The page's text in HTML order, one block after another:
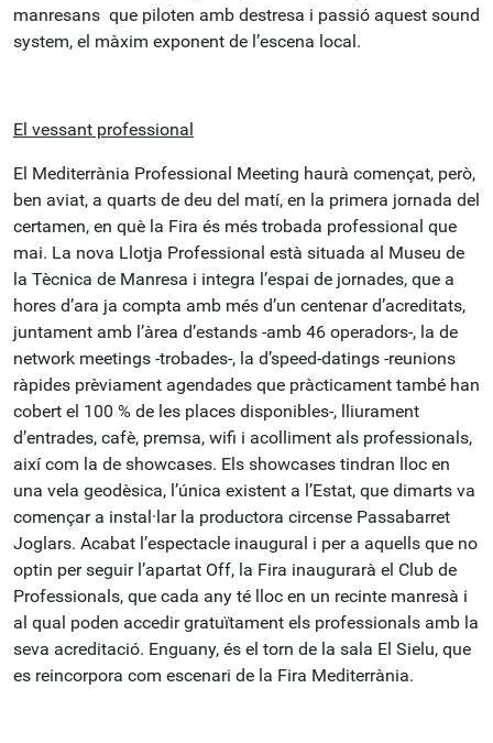
manresans que piloten amb destresa i passió aquest sound
system, el màxim exponent de l’escena local.
El vessant professional
El Mediterrània Professional Meeting haurà començat, però,
ben aviat, a quarts de deu del matí, en la primera jornada del
certamen, en què la Fira és més trobada professional que
mai. La nova Llotja Professional està situada al Museu de
la Tècnica de Manresa i integra l’espai de jornades, que a
hores d’ara ja compta amb més d’un centenar d’acreditats,
juntament amb l’àrea d’estands -amb 46 operadors-, la de
network meetings -trobades-, la d’speed-datings -reunions
ràpides prèviament agendades que pràcticament també han
cobert el 100 % de les places disponibles-, lliurament
d’entrades, cafè, premsa, wifi i acolliment als professionals,
així com la de showcases. Els showcases tindran lloc en
una vela geodèsica, l’única existent a l’Estat, que dimarts va
començar a instal·lar la productora circense Passabarret
Joglars. Acabat l’espectacle inaugural i per a aquells que no
optin per seguir l’apartat Off, la Fira inaugurarà el Club de
Professionals, que cada any té lloc en un recinte manresà i
al qual poden accedir gratuïtament els professionals amb la
seva acreditació. Enguany, és el torn de la sala El Sielu, que
es reincorpora com escenari de la Fira Mediterrània.